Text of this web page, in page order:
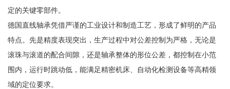
定的关键零部件。
德国直线轴承凭借严谨的工业设计和制造工艺，形成了鲜明的产品
特点。先是精度表现突出，生产过程中对公差控制为严格，无论是
滚珠与滚道的配合间隙，还是轴承整体的形位公差，都控制在小范
围内，运行时跳动低，能满足精密机床、自动化检测设备等高精领
域的定位要求。